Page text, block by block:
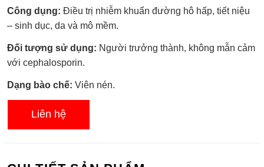
Được
xếp
hạng
5
sao
Công dụng: Điều trị nhiễm khuẩn đường hô hấp, tiết niệu
– sinh dục, da và mô mềm.
Đối tượng sử dụng: Người trưởng thành, không mẫn cảm
với cephalosporin.
Dạng bào chế: Viên nén.
Liên hệ